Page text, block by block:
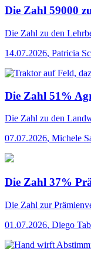
Die Zahl 59000
Die Zahl zu den
14.07.2026, Patricia
Die Zahl 51%
Die Zahl zu den
07.07.2026, Michele
Die Zahl 37%
Die Zahl zur
01.07.2026, Diego